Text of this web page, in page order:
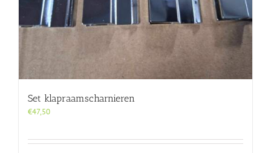
Set klapraamscharnieren
€47,50